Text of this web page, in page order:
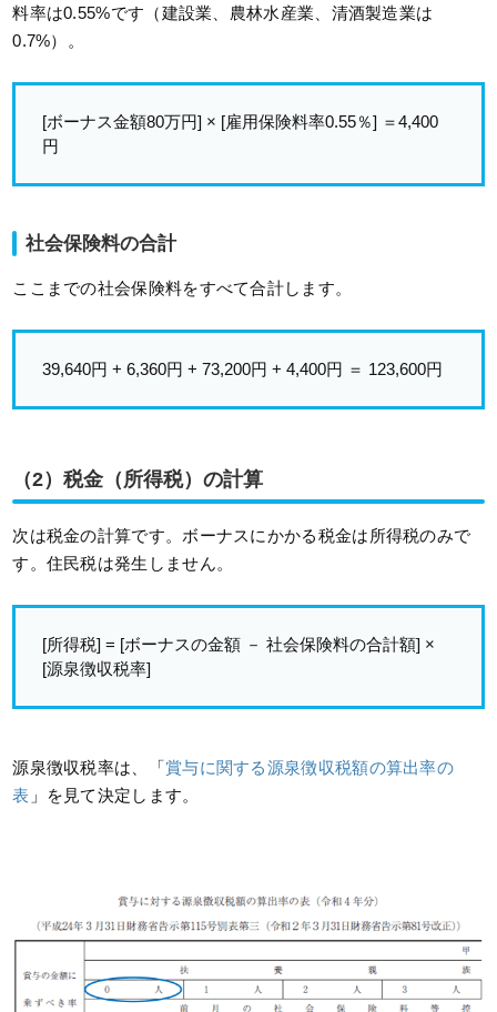
料率は0.55%です（建設業、農林水産業、清酒製造業は
0.7%）。
[ボーナス金額80万円] × [雇用保険料率0.55％] ＝4,400
円
社会保険料の合計
ここまでの社会保険料をすべて合計します。
39,640円 + 6,360円 + 73,200円 + 4,400円 ＝ 123,600円
（2）税金（所得税）の計算
次は税金の計算です。ボーナスにかかる税金は所得税のみで
す。住民税は発生しません。
[所得税] = [ボーナスの金額 － 社会保険料の合計額] ×
[源泉徴収税率]
源泉徴収税率は、「賞与に関する源泉徴収税額の算出率の
表 」を見て決定します。